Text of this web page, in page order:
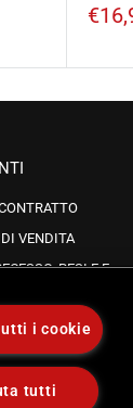
VENDITA
RESI E E
DI UTILIZZO
i cookie
tutti